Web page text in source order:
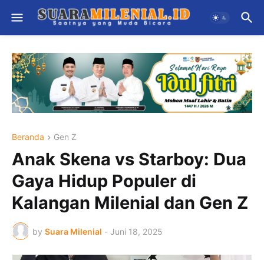
Beranda Gen Z
Anak Skena vs Starboy: Dua
Gaya Hidup Populer di
Kalangan Milenial dan Gen Z
by Suara Milenial - Juni 18, 2025